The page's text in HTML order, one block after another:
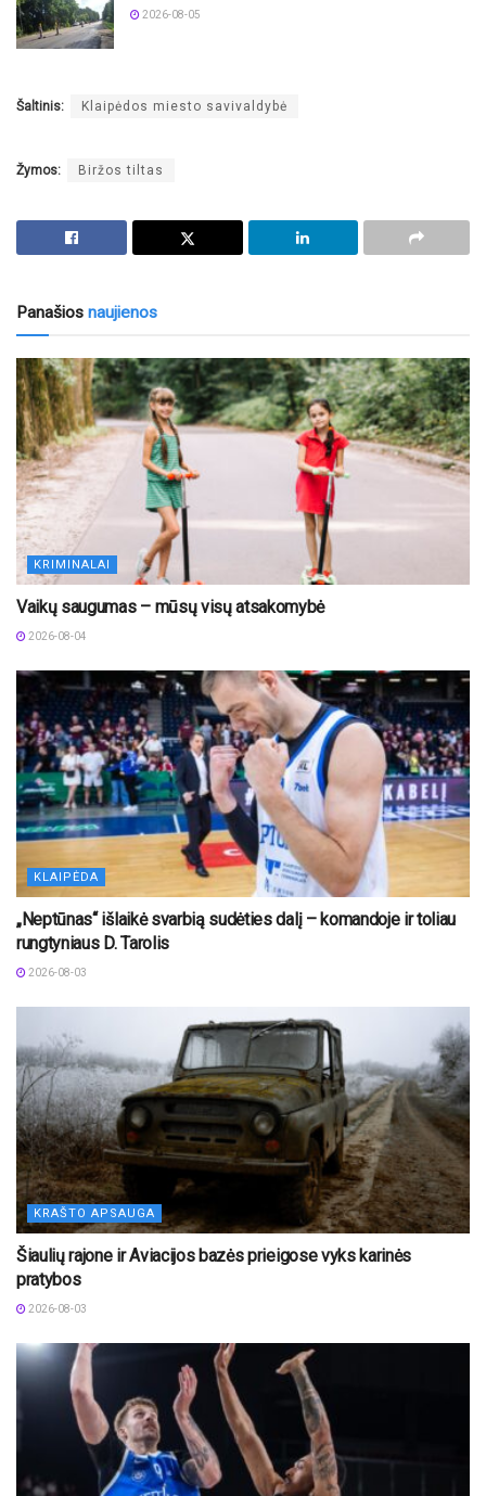
2026-08-05
Šaltinis: Klaipėdos miesto savivaldybė
Žymos: Biržos tiltas
Panašios naujienos
KRIMINALAI
Vaikų saugumas – mūsų visų atsakomybė
2026-08-04
KLAIPĖDA
„Neptūnas“ išlaikė svarbią sudėties dalį – komandoje ir toliau
rungtyniaus D. Tarolis
2026-08-03
KRAŠTO APSAUGA
Šiaulių rajone ir Aviacijos bazės prieigose vyks karinės
pratybos
2026-08-03